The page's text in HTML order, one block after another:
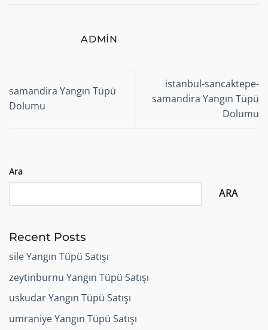
ADMIN
samandira Yangın Tüpü
Dolumu
istanbul-sancaktepe-
samandira Yangın Tüpü
Dolumu
Ara
ARA
Recent Posts
sile Yangın Tüpü Satışı
zeytinburnu Yangın Tüpü Satışı
uskudar Yangın Tüpü Satışı
umraniye Yangın Tüpü Satışı